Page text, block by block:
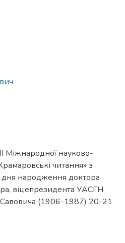
Міжнародної науково-
читання» з
дня народження доктора
віцепрезидента УАСГН
(1906-1987) 20-21